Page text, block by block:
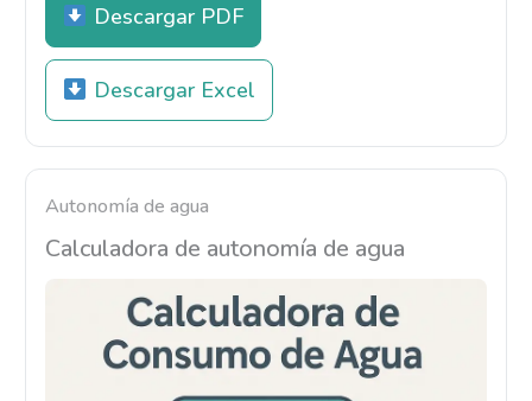
Descargar PDF
Descargar Excel
Autonomía de agua
Calculadora de autonomía de agua